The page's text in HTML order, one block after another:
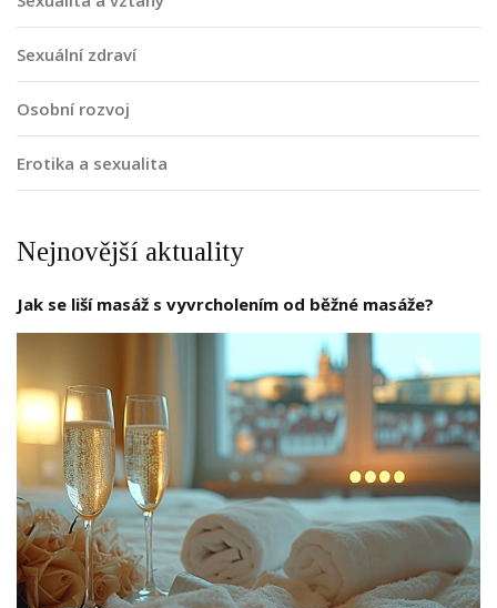
Sexuální zdraví
Osobní rozvoj
Erotika a sexualita
Nejnovější aktuality
Jak se liší masáž s vyvrcholením od běžné masáže?